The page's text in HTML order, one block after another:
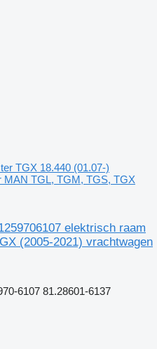
TGX 18.440 (01.07-)
MAN TGL, TGM, TGS, TGX
elektrisch raam
(2005-2021) vrachtwagen
6107 81.28601-6137